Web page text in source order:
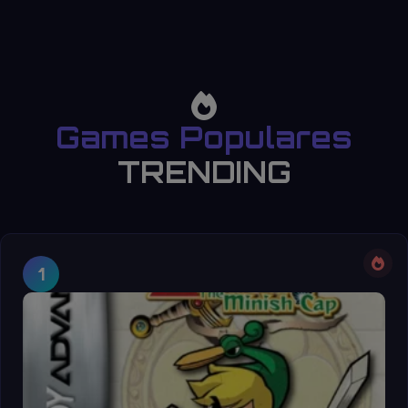
Games Populares
TRENDING
1